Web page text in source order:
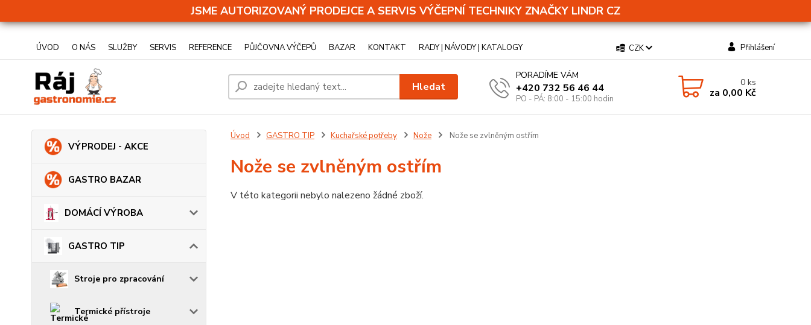
JSME AUTORIZOVANÝ PRODEJCE A SERVIS VÝČEPNÍ TECHNIKY ZNAČKY LINDR CZ
ÚVOD O NÁS SLUŽBY SERVIS REFERENCE PŮJČOVNA VÝČEPŮ BAZAR KONTAKT RADY | NÁVODY | KATALOGY CZK Přihlášení
Hledat
PORADÍME VÁM
+420 732 56 46 44
PO - PÁ: 8:00 - 15:00 hodin
0ks
za 0,00 Kč
VÝPRODEJ - AKCE
GASTRO BAZAR
DOMÁCÍ VÝROBA
GASTRO TIP
Stroje pro zpracování
Termické přístroje
Úvod GASTRO TIP Kuchařské potřeby Nože Nože se zvlněným ostřím
Nože se zvlněným ostřím
V této kategorii nebylo nalezeno žádné zboží.